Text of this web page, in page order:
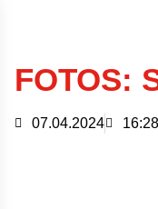
FOTOS:
07.04.2024 16:28